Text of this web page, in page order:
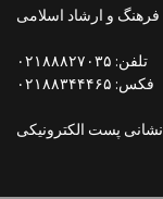
تلفن: ۰۲۱۸۸۸۲۷۰۳۵
فکس: ۰۲۱۸۸۳۴۴۴۶۵